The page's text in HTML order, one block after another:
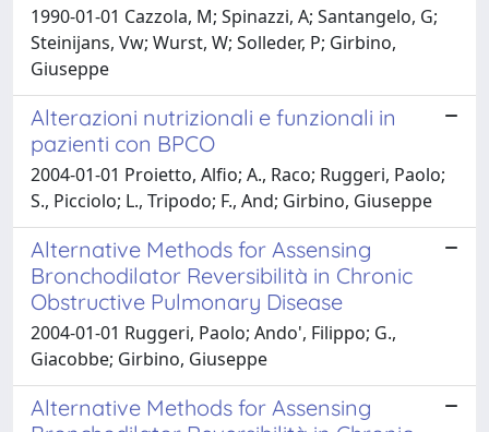
1990-01-01 Cazzola, M; Spinazzi, A; Santangelo, G;
Steinijans, Vw; Wurst, W; Solleder, P; Girbino,
Giuseppe
Alterazioni nutrizionali e funzionali in
pazienti con BPCO
2004-01-01 Proietto, Alfio; A., Raco; Ruggeri, Paolo;
S., Picciolo; L., Tripodo; F., And; Girbino, Giuseppe
Alternative Methods for Assensing
Bronchodilator Reversibilità in Chronic
Obstructive Pulmonary Disease
2004-01-01 Ruggeri, Paolo; Ando', Filippo; G.,
Giacobbe; Girbino, Giuseppe
Alternative Methods for Assensing